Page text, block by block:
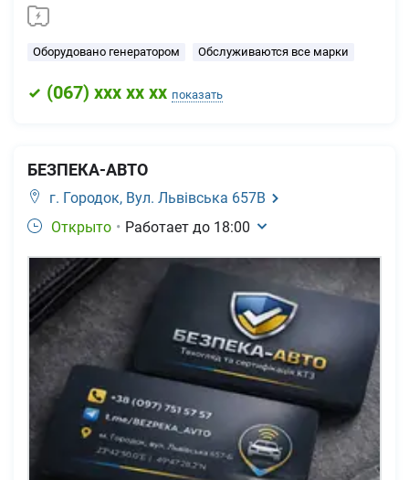
Оборудовано генератором Обслуживаются все марки
(067) xxx xx xx показать
БЕЗПЕКА-АВТО
г. Городок, Вул. Львівська 657В
Открыто • Работает до 18:00